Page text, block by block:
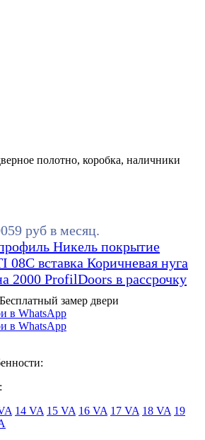
полотно, коробка, наличники
руб в месяц.
14 VA 15 VA 16 VA 17 VA 18 VA 19